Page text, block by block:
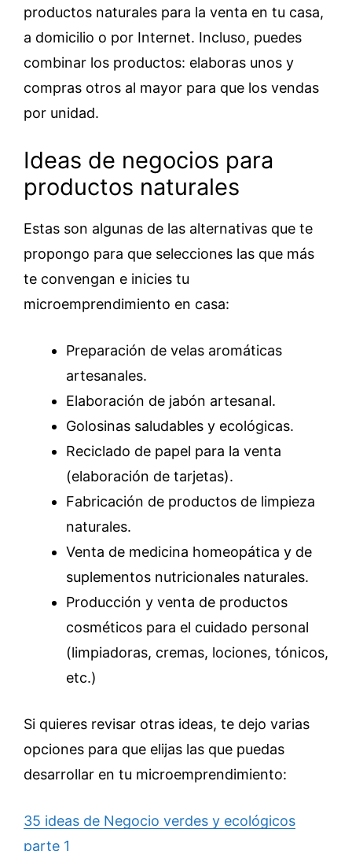
productos naturales para la venta en tu casa,
a domicilio o por Internet. Incluso, puedes
combinar los productos: elaboras unos y
compras otros al mayor para que los vendas
por unidad.
Ideas de negocios para
productos naturales
Estas son algunas de las alternativas que te
propongo para que selecciones las que más
te convengan e inicies tu
microemprendimiento en casa:
Preparación de velas aromáticas
artesanales.
Elaboración de jabón artesanal.
Golosinas saludables y ecológicas.
Reciclado de papel para la venta
(elaboración de tarjetas).
Fabricación de productos de limpieza
naturales.
Venta de medicina homeopática y de
suplementos nutricionales naturales.
Producción y venta de productos
cosméticos para el cuidado personal
(limpiadoras, cremas, lociones, tónicos,
etc.)
Si quieres revisar otras ideas, te dejo varias
opciones para que elijas las que puedas
desarrollar en tu microemprendimiento:
35 ideas de Negocio verdes y ecológicos
parte 1